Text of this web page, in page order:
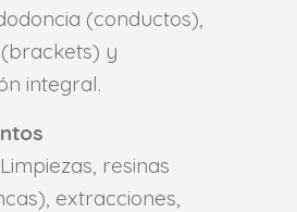
(conductos),
y
integral.
Limpiezas, resinas
extracciones,